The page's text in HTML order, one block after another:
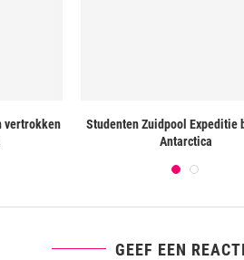
vertrokken
Studenten Zuidpool Expeditie
Antarctica
GEEF EEN